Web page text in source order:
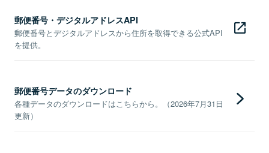
郵便番号・デジタルアドレスAPI
郵便番号とデジタルアドレスから住所を取得できる公式API
を提供。
郵便番号データのダウンロード
各種データのダウンロードはこちらから。（2026年7月31日
更新）